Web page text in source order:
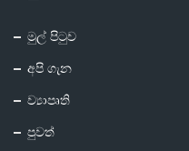
මුල් පිටුව
අපි ගැන
ව්‍යාපෘති
පුවත්